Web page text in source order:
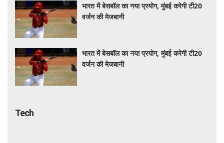
भारत में बेसबॉल का नया प्रयोग, मुंबई करेगी टी20
वर्जन की मेजबानी
भारत में बेसबॉल का नया प्रयोग, मुंबई करेगी टी20
वर्जन की मेजबानी
Tech